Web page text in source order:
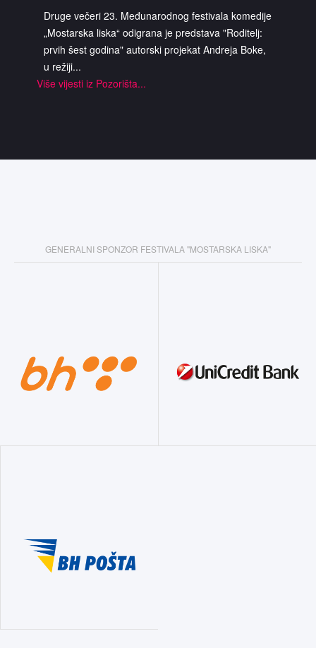
Druge večeri 23. Međunarodnog festivala komedije
„Mostarska liska“ odigrana je predstava "Roditelj:
prvih šest godina" autorski projekat Andreja Boke,
u režiji...
Više vijesti iz Pozorišta...
GENERALNI SPONZOR FESTIVALA "MOSTARSKA LISKA"